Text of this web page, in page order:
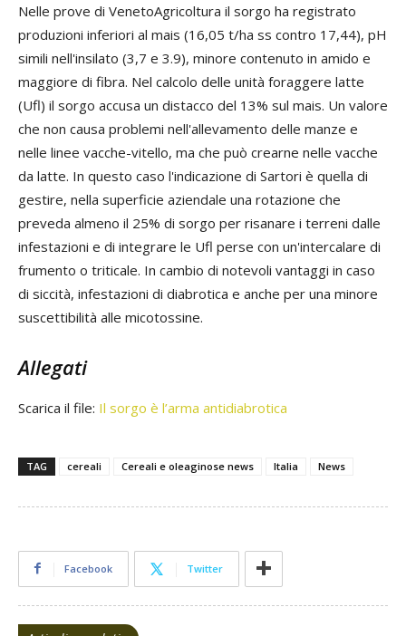
Nelle prove di VenetoAgricoltura il sorgo ha registrato
produzioni inferiori al mais (16,05 t/ha ss contro 17,44), pH
simili nell'insilato (3,7 e 3.9), minore contenuto in amido e
maggiore di fibra. Nel calcolo delle unità foraggere latte
(Ufl) il sorgo accusa un distacco del 13% sul mais. Un valore
che non causa problemi nell'allevamento delle manze e
nelle linee vacche-vitello, ma che può crearne nelle vacche
da latte. In questo caso l'indicazione di Sartori è quella di
gestire, nella superficie aziendale una rotazione che
preveda almeno il 25% di sorgo per risanare i terreni dalle
infestazioni e di integrare le Ufl perse con un'intercalare di
frumento o triticale. In cambio di notevoli vantaggi in caso
di siccità, infestazioni di diabrotica e anche per una minore
suscettibilità alle micotossine.
Allegati
Scarica il file: Il sorgo è l’arma antidiabrotica
TAG cereali Cereali e oleaginose news Italia News
Facebook Twitter